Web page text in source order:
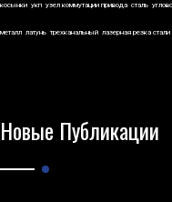
косынки укп узел коммутации привода сталь
металл латунь трехканальный лазерная резка стали
Новые Публикации